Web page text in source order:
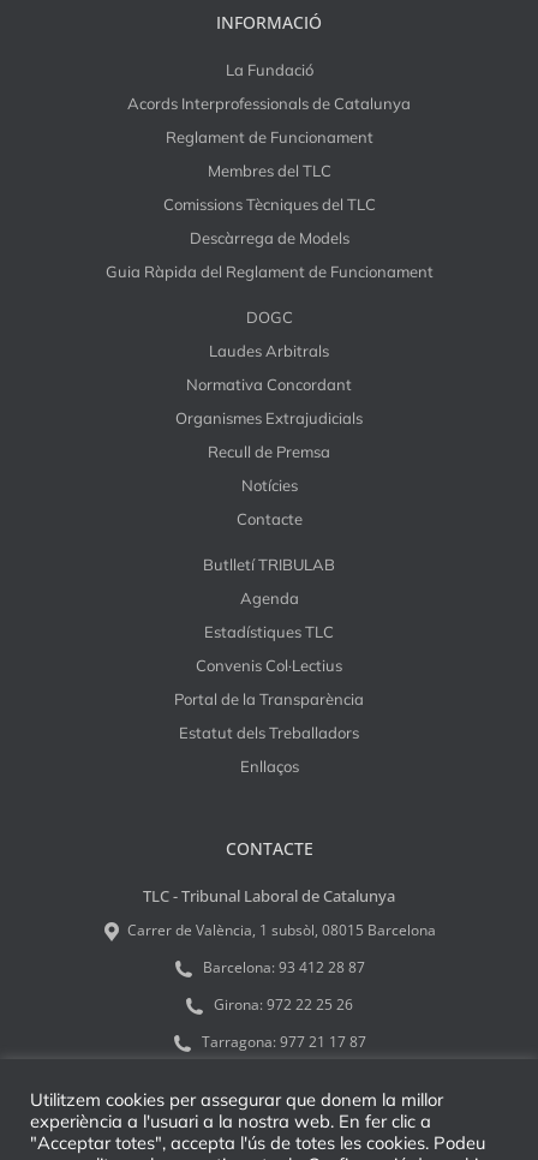
INFORMACIÓ
La Fundació
Acords Interprofessionals de Catalunya
Reglament de Funcionament
Membres del TLC
Comissions Tècniques del TLC
Descàrrega de Models
Guia Ràpida del Reglament de Funcionament
DOGC
Laudes Arbitrals
Normativa Concordant
Organismes Extrajudicials
Recull de Premsa
Notícies
Contacte
Butlletí TRIBULAB
Agenda
Estadístiques TLC
Convenis Col·Lectius
Portal de la Transparència
Estatut dels Treballadors
Enllaços
CONTACTE
TLC - Tribunal Laboral de Catalunya
Carrer de València, 1 subsòl, 08015 Barcelona
Barcelona: 93 412 28 87
Girona: 972 22 25 26
Tarragona: 977 21 17 87
Utilitzem cookies per assegurar que donem la millor
experiència a l'usuari a la nostra web. En fer clic a
"Acceptar totes", accepta l'ús de totes les cookies. Podeu